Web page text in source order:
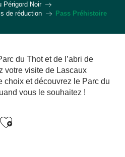
Périgord Noir
de réduction Pass Préhistoire
du Thot et de l’abri de
votre visite de Lascaux
choix et découvrez le Parc du
vous le souhaitez !
Ajouter aux